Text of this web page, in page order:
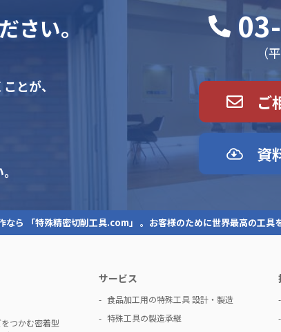
さい。
とが、
（
ご
資
なら 「特殊精密切削工具.com」 。お客様のために世界最高の工具
つかむ密着型
サービス
食品加工用の特殊工具 設計・製造
特殊工具の製造承継